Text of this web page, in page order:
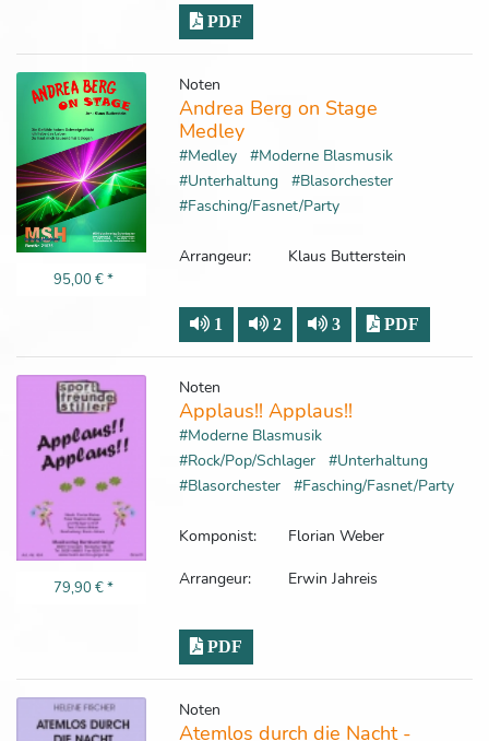
PDF
95,00 €*
Noten
Andrea Berg on Stage
Medley
#Medley
#Moderne Blasmusik
#Unterhaltung
#Blasorchester
#Fasching/Fasnet/Party
Arrangeur: Klaus Butterstein
1 2 3 PDF
79,90 €*
Noten
Applaus!! Applaus!!
#Moderne Blasmusik
#Rock/Pop/Schlager
#Unterhaltung
#Blasorchester
#Fasching/Fasnet/Party
Komponist:
Florian Weber
Arrangeur:
Erwin Jahreis
PDF
Noten
Atemlos durch die Nacht -